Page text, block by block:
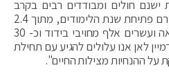
ישנם חולים ומבודדים רבים בקרב
התלמידים "כבר כעת, עוד בטרם פתיחת שנת הלימודים, מתוך 2.4
מיליון תלמידים, ישנם מעל מאה ועשרים אלף‏ מחויבי בידוד וכ- 30
לאן אנו עלולים להגיע עם תחילת
ההנחיות מצילות החיים".